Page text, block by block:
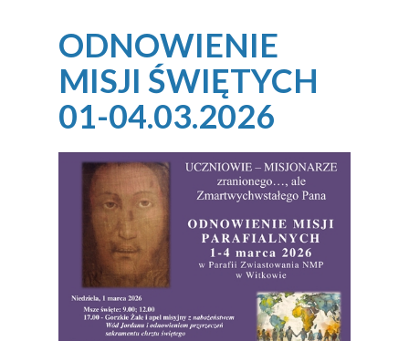
ODNOWIENIE
MISJI ŚWIĘTYCH
01-04.03.2026